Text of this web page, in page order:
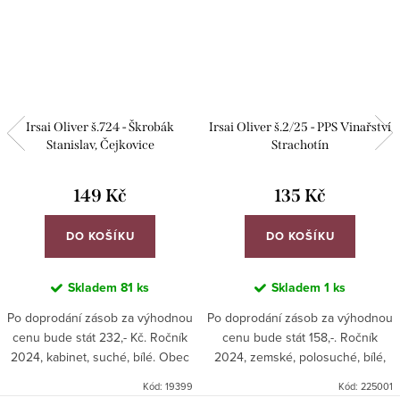
Irsai Oliver š.724 - Škrobák
Stanislav, Čejkovice
149 Kč
DO KOŠÍKU
Skladem 81 ks
Po doprodání zásob za výhodnou
cenu bude stát 232,- Kč. Ročník
2024, kabinet, suché, bílé. Obec
Kód: 19399
Irsai Oliver š.2/25 - PPS Vinařství
Strachotín
135 Kč
DO KOŠÍKU
Skladem 1 ks
Po doprodání zásob za výhodnou
cenu bude stát 158,-. Ročník
2024, zemské, polosuché, bílé,
Kód: 225001